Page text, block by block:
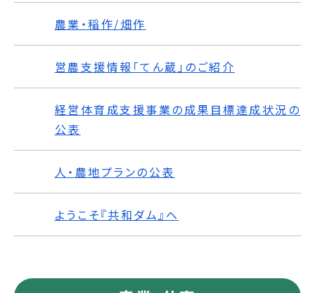
農業・稲作/畑作
営農支援情報「てん蔵」のご紹介
経営体育成支援事業の成果目標達成状況の
公表
人・農地プランの公表
ようこそ『共和ダム』へ